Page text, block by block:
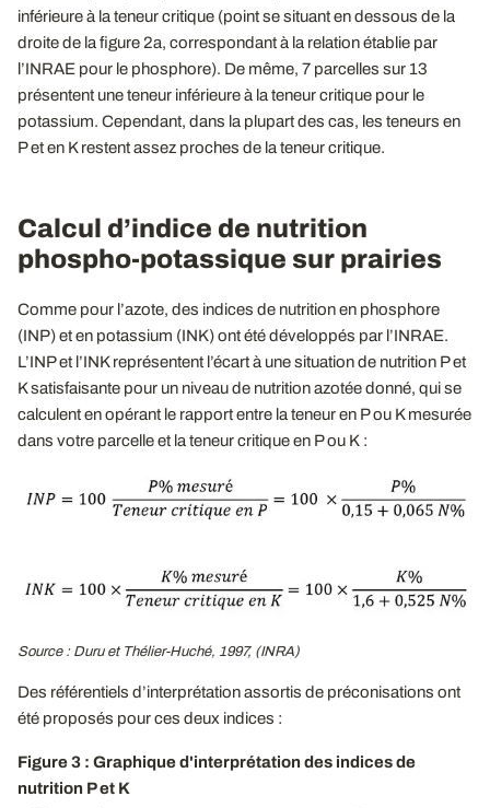
inférieure à la teneur critique (point se situant en dessous de la
droite de la figure 2a, correspondant à la relation établie par
l’INRAE pour le phosphore). De même, 7 parcelles sur 13
présentent une teneur inférieure à la teneur critique pour le
potassium. Cependant, dans la plupart des cas, les teneurs en
P et en K restent assez proches de la teneur critique.
Calcul d’indice de nutrition
phospho-potassique sur prairies
Comme pour l’azote, des indices de nutrition en phosphore
(INP) et en potassium (INK) ont été développés par l’INRAE.
L’INP et l’INK représentent l’écart à une situation de nutrition P et
K satisfaisante pour un niveau de nutrition azotée donné, qui se
calculent en opérant le rapport entre la teneur en P ou K mesurée
dans votre parcelle et la teneur critique en P ou K :
Source : Duru et Thélier-Huché, 1997, (INRA)
Des référentiels d’interprétation assortis de préconisations ont
été proposés pour ces deux indices :
Figure 3 : Graphique d'interprétation des indices de
nutrition P et K